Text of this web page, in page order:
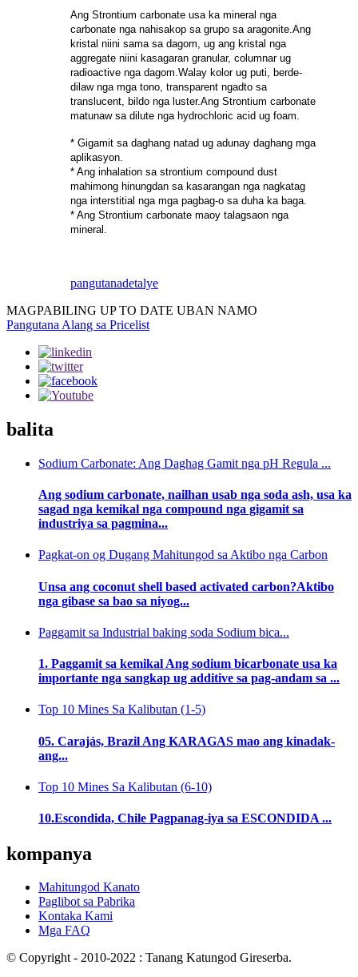
Ang Strontium carbonate usa ka mineral nga
carbonate nga nahisakop sa grupo sa aragonite.Ang
kristal niini sama sa dagom, ug ang kristal nga
aggregate niini kasagaran granular, columnar ug
radioactive nga dagom.Walay kolor ug puti, berde-
dilaw nga mga tono, transparent ngadto sa
translucent, bildo nga luster.Ang Strontium carbonate
matunaw sa dilute nga hydrochloric acid ug foam.
* Gigamit sa daghang natad ug adunay daghang mga
aplikasyon.
* Ang inhalation sa strontium compound dust
mahimong hinungdan sa kasarangan nga nagkatag
nga interstitial nga mga pagbag-o sa duha ka baga.
* Ang Strontium carbonate maoy talagsaon nga
mineral.
pangutanadetalye
MAGPABILING UP TO DATE UBAN NAMO
Pangutana Alang sa Pricelist
balita
Sodium Carbonate: Ang Daghag Gamit nga pH Regula ...
Ang sodium carbonate, nailhan usab nga soda ash, usa ka
sagad nga kemikal nga compound nga gigamit sa
industriya sa pagmina...
Pagkat-on og Dugang Mahitungod sa Aktibo nga Carbon
Unsa ang coconut shell based activated carbon?Aktibo
nga gibase sa bao sa niyog...
Paggamit sa Industrial baking soda Sodium bica...
1. Paggamit sa kemikal Ang sodium bicarbonate usa ka
importante nga sangkap ug additive sa pag-andam sa ...
Top 10 Mines Sa Kalibutan (1-5)
05. Carajás, Brazil Ang KARAGAS mao ang kinadak-
ang...
Top 10 Mines Sa Kalibutan (6-10)
10.Escondida, Chile Pagpanag-iya sa ESCONDIDA ...
kompanya
Mahitungod Kanato
Paglibot sa Pabrika
Kontaka Kami
Mga FAQ
© Copyright - 2010-2022 : Tanang Katungod Gireserba.